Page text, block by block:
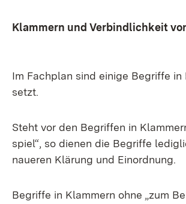
Klam­mern und Ver­bind­lich­keit
Im Fach­plan sind ei­ni­ge Be­grif­fe
setzt.
Steht vor den Be­grif­fen in
spiel“, so die­nen die Be­grif­fe
naue­ren Klä­rung und Ein­ord­nung.
Be­grif­fe in Klam­mern oh­ne „zum